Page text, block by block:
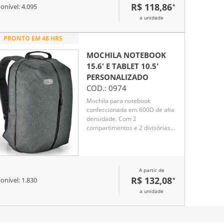
4.095 R$ 118,86*
a unidade
PRONTO EM 48 HRS
MOCHILA NOTEBOOK
15.6' E TABLET 10.5'
PERSONALIZADO
COD.: 0974
Mochila para notebook
confeccionada em 600D de alta
densidade. Com 2
compartimentos e 2 divisórias
1.830
A partir de
R$ 132,08*
a unidade